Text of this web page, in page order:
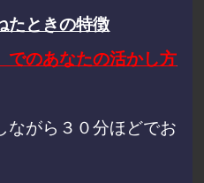
たときの特徴
でのあなたの活かし方
ながら３０分ほどでお